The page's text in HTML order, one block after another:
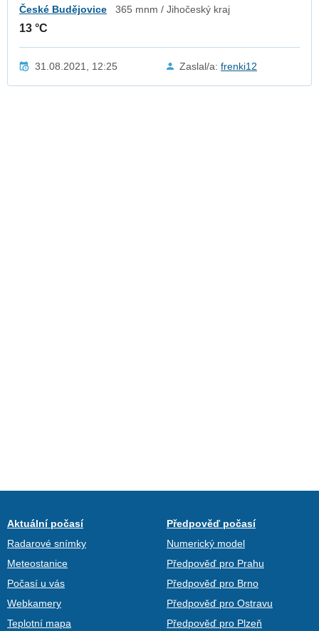
České Budějovice 365 mnm / Jihočeský kraj
13 °C
31.08.2021, 12:25 Zaslal/a: frenki12
Aktuální počasí
Radarové snímky
Meteostanice
Počasí u vás
Webkamery
Teplotní mapa
Předpověď počasí
Numerický model
Předpověď pro Prahu
Předpověď pro Brno
Předpověď pro Ostravu
Předpověď pro Plzeň